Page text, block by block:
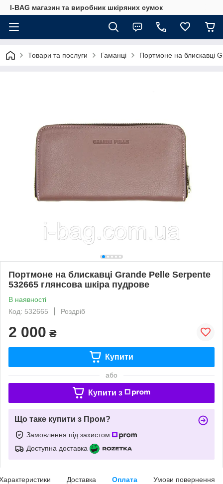
I-BAG магазин та виробник шкіряних сумок
Товари та послуги Гаманці Портмоне на блискавці
Портмоне на блискавці Grande Pelle Serpente
532665 глянсова шкіра пудрове
В наявності
Код: 532665
Роздріб
2 000 ₴
Купити
або
Купити з
Що таке купити з Пром?
Замовлення під захистом
Доступна доставка
Доставка Оплата Умови повернення